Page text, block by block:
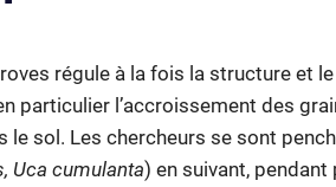
régule à la fois la structure et le
particulier l’accroissement des
le sol. Les chercheurs se sont
Uca cumulanta) en suivant, pendant